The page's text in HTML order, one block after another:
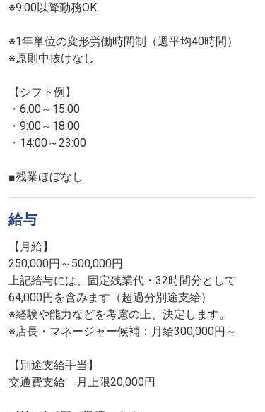
※9:00以降勤務OK
※1年単位の変形労働時間制（週平均40時間）
※原則中抜けなし
【シフト例】
・6:00～15:00
・9:00～18:00
・14:00～23:00
■残業ほぼなし
給与
【月給】
250,000円～500,000円
上記給与には、固定残業代・32時間分として
64,000円を含みます（超過分別途支給）
※経験や能力などを考慮の上、決定します。
※店長・マネージャー候補：月給300,000円～
【別途支給手当】
交通費支給 月上限20,000円